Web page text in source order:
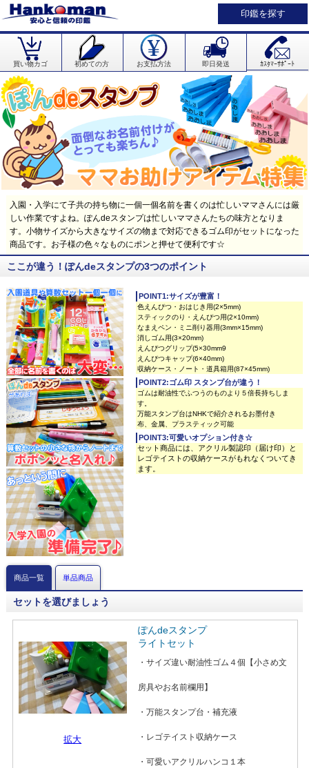
印鑑を探す
買い物カゴ 初めての方 お支払方法 即日発送 ｶｽﾀﾏｰｻﾎﾟｰﾄ
入園・入学にて子共の持ち物に一個一個名前を書くのは忙しいママさんには厳
しい作業ですよね。ぽんdeスタンプは忙しいママさんたちの味方となりま
す。小物サイズから大きなサイズの物まで対応できるゴム印がセットになった
商品です。お子様の色々なものにポンと押せて便利です☆
ここが違う！ぽんdeスタンプの3つのポイント
POINT1:サイズが豊富！
色えんぴつ・おはじき用(2×5mm)
スティックのり・えんぴつ用(2×10mm)
なまえペン・ミニ削り器用(3mm×15mm)
消しゴム用(3×20mm)
えんぴつグリップ(5×30mm9
えんぴつキャップ(6×40mm)
収納ケース・ノート・道具箱用(87×45mm)
POINT2:ゴム印 スタンプ台が違う！
ゴムは耐油性でふつうのものより５倍長持ちしま
す。
万能スタンプ台はNHKで紹介されるお墨付き
布、金属、プラスティック可能
POINT3:可愛いオプション付き☆
セット商品には、アクリル製認印（届け印）と
レゴテイストの収納ケースがもれなくついてき
ます。
商品一覧 単品商品
セットを選びましょう
拡大
ぽんdeスタンプ
ライトセット
・サイズ違い耐油性ゴム４個【小さめ文
房具やお名前欄用】
・万能スタンプ台・補充液
・レゴテイスト収納ケース
・可愛いアクリルハンコ１本